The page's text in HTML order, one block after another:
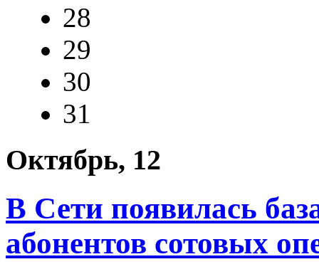
28
29
30
31
Октябрь, 12
В Сети появилась
абонентов сотовых